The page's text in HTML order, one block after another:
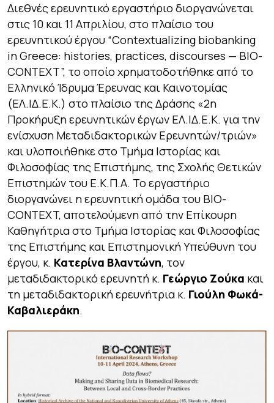
Διεθνές ερευνητικό εργαστήριο διοργανώνεται
στις 10 και 11 Απριλίου, στο πλαίσιο του
ερευνητικού έργου “Contextualizing biobanking
in Greece: histories, practices, discourses — BIO-
CONTEXT”, το οποίο χρηματοδοτήθηκε από το
Ελληνικό Ίδρυμα Έρευνας και Καινοτομίας
(ΕΛ.ΙΔ.Ε.Κ.) στο πλαίσιο της Δράσης «2η
Προκήρυξη ερευνητικών έργων ΕΛ.ΙΔ.Ε.Κ. για την
ενίσχυση Μεταδιδακτορικών Ερευνητών/τριών»
και υλοποιήθηκε στο Τμήμα Ιστορίας και
Φιλοσοφίας της Επιστήμης, της Σχολής Θετικών
Επιστημών του Ε.Κ.Π.Α. Το εργαστήριο
διοργανώνει η ερευνητική ομάδα του BIO-
CONTEXT, αποτελούμενη από την Επίκουρη
Καθηγήτρια στο Τμήμα Ιστορίας και Φιλοσοφίας
της Επιστήμης και Επιστημονική Υπεύθυνη του
έργου, κ. Κατερίνα Βλαντώνη, τον
μεταδιδακτορικό ερευνητή κ. Γεώργιο Ζούκα και
τη μεταδιδακτορική ερευνήτρια κ. Γιούλη Φωκά-
Καβαλιεράκη.